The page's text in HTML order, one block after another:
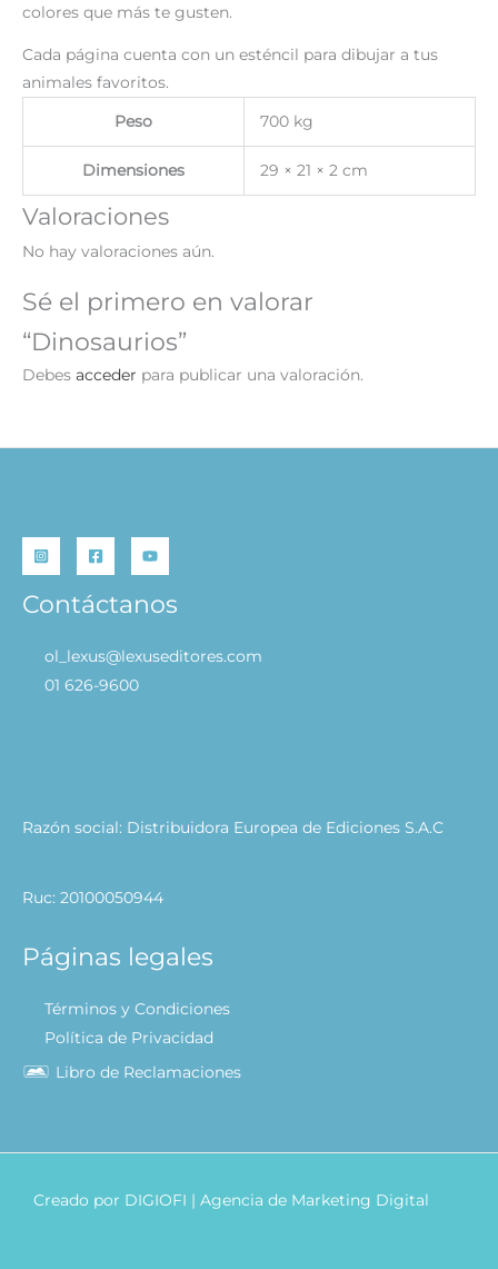
colores que más te gusten.
Cada página cuenta con un esténcil para dibujar a tus
animales favoritos.
Peso 700 kg
Dimensiones 29 × 21 × 2 cm
Valoraciones
No hay valoraciones aún.
Sé el primero en valorar
“Dinosaurios”
Debes acceder para publicar una valoración.
Contáctanos
ol_lexus@lexuseditores.com
01 626-9600
Razón social: Distribuidora Europea de Ediciones S.A.C
Ruc: 20100050944
Páginas legales
Términos y Condiciones
Política de Privacidad
Libro de Reclamaciones
Creado por DIGIOFI | Agencia de Marketing Digital